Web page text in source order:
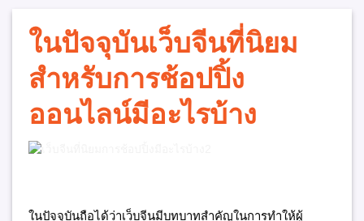
ในปัจจุบันเว็บจีนที่นิยม
สำหรับการช้อปปิ้ง
ออนไลน์มีอะไรบ้าง
ในปัจจุบันถือได้ว่าเว็บจีนมีบทบาทสำคัญในการทำให้ผู้